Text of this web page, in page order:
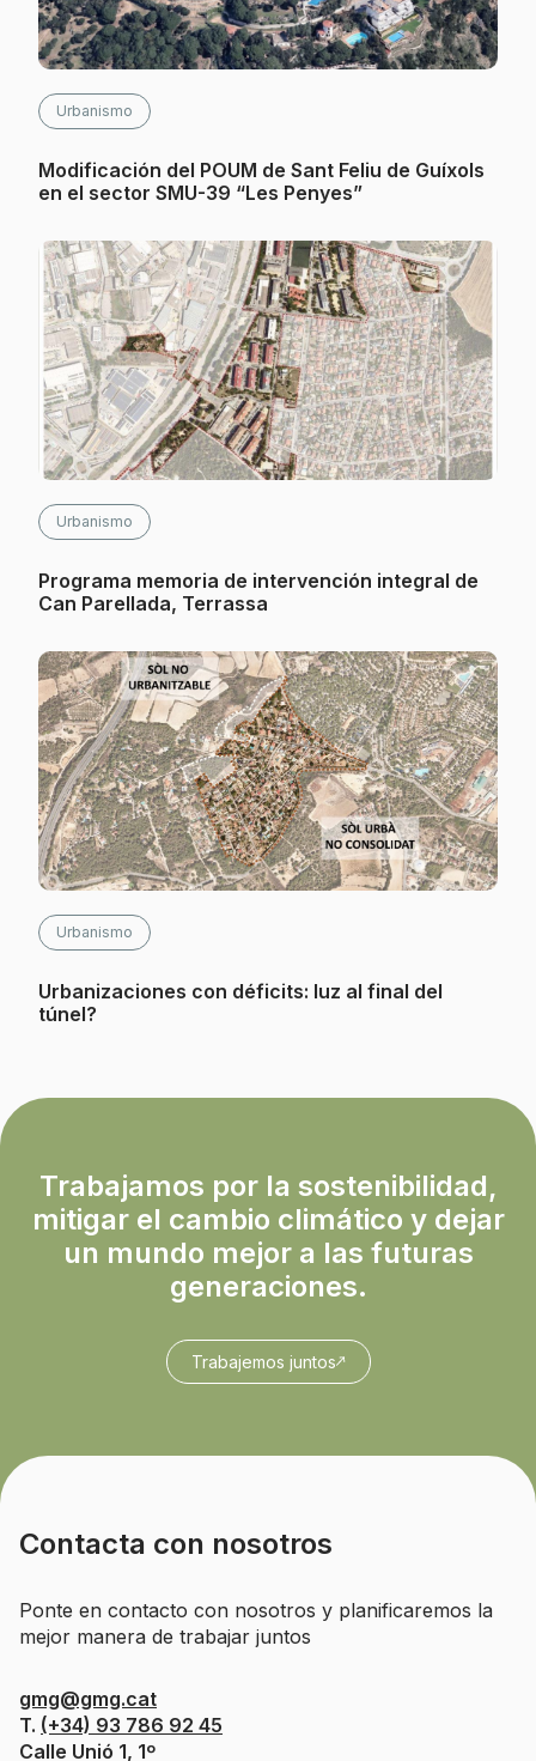
Urbanismo
Modificación del POUM de Sant Feliu de Guíxols
en el sector SMU-39 “Les Penyes”
Urbanismo
Programa memoria de intervención integral de
Can Parellada, Terrassa
Urbanismo
Urbanizaciones con déficits: luz al final del
túnel?
Trabajamos por la sostenibilidad,
mitigar el cambio climático y dejar
un mundo mejor a las futuras
generaciones.
Trabajemos juntos
Contacta con nosotros
Ponte en contacto con nosotros y planificaremos la
mejor manera de trabajar juntos
gmg@gmg.cat
T. (+34) 93 786 92 45
Calle Unió 1, 1º